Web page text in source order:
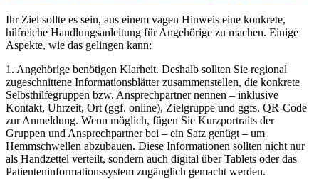
Ihr Ziel sollte es sein, aus einem vagen Hinweis eine konkrete,
hilfreiche Handlungsanleitung für Angehörige zu machen. Einige
Aspekte, wie das gelingen kann:
1. Angehörige benötigen Klarheit. Deshalb sollten Sie regional
zugeschnittene Informationsblätter zusammenstellen, die konkrete
Selbsthilfegruppen bzw. Ansprechpartner nennen – inklusive
Kontakt, Uhrzeit, Ort (ggf. online), Zielgruppe und ggfs. QR-Code
zur Anmeldung. Wenn möglich, fügen Sie Kurzportraits der
Gruppen und Ansprechpartner bei – ein Satz genügt – um
Hemmschwellen abzubauen. Diese Informationen sollten nicht nur
als Handzettel verteilt, sondern auch digital über Tablets oder das
Patienteninformationssystem zugänglich gemacht werden.